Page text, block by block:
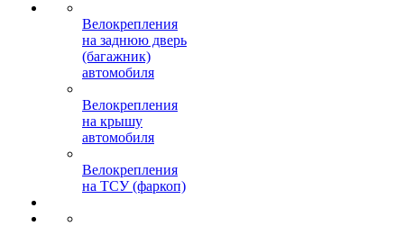
Велокрепления
на заднюю дверь
(багажник)
автомобиля
Велокрепления
на крышу
автомобиля
Велокрепления
на ТСУ (фаркоп)